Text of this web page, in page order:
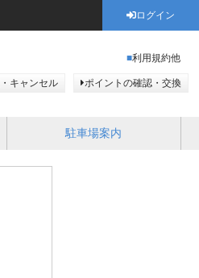
ログイン
利用規約他
キャンセル ポイントの確認・交換
駐車場案内